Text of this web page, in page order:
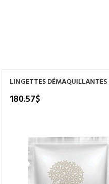
LINGETTES DÉMAQUILLANTES
180.57$